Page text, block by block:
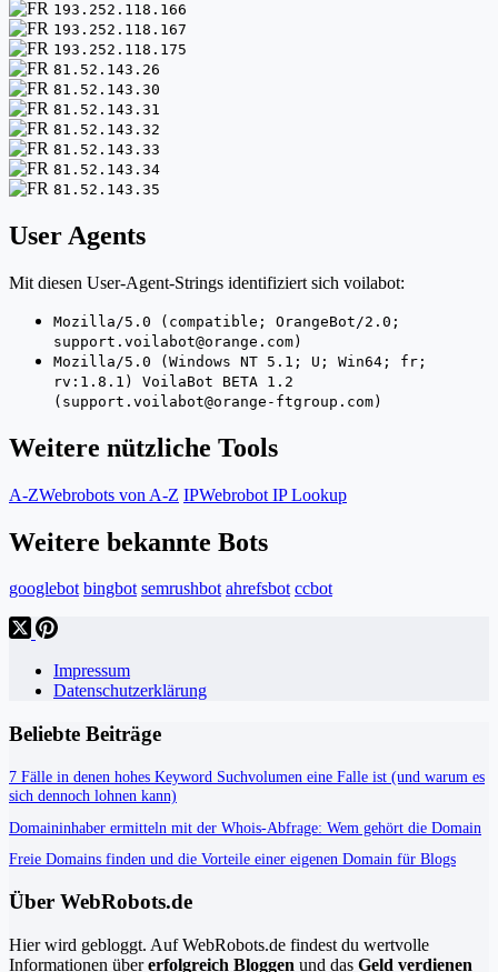
193.252.118.166
193.252.118.167
193.252.118.175
81.52.143.26
81.52.143.30
81.52.143.31
81.52.143.32
81.52.143.33
81.52.143.34
81.52.143.35
User Agents
Mit diesen User-Agent-Strings identifiziert sich voilabot:
Mozilla/5.0 (compatible; OrangeBot/2.0;
support.voilabot@orange.com)
Mozilla/5.0 (Windows NT 5.1; U; Win64; fr;
rv:1.8.1) VoilaBot BETA 1.2
(support.voilabot@orange-ftgroup.com)
Weitere nützliche Tools
A-ZWebrobots von A-Z IPWebrobot IP Lookup
Weitere bekannte Bots
googlebot bingbot semrushbot ahrefsbot ccbot
Impressum
Datenschutzerklärung
Beliebte Beiträge
7 Fälle in denen hohes Keyword Suchvolumen eine Falle ist (und warum es
sich dennoch lohnen kann)
Domaininhaber ermitteln mit der Whois-Abfrage: Wem gehört die Domain
Freie Domains finden und die Vorteile einer eigenen Domain für Blogs
Über WebRobots.de
Hier wird gebloggt. Auf WebRobots.de findest du wertvolle
Informationen übererfolgreich Bloggen und das Geld verdienen